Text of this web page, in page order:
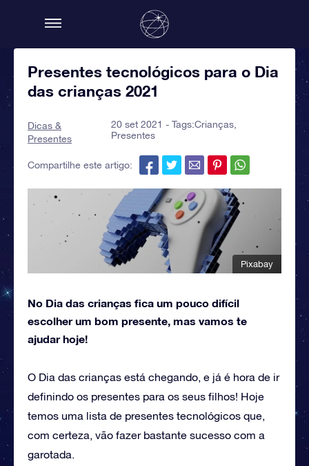
Presentes tecnológicos para o Dia
das crianças 2021
Dicas &
Presentes
20 set 2021 - Tags:Crianças,
Presentes
Compartilhe este artigo:
Pixabay
No Dia das crianças fica um pouco difícil
escolher um bom presente, mas vamos te
ajudar hoje!
O Dia das crianças está chegando, e já é hora de ir
definindo os presentes para os seus filhos! Hoje
temos uma lista de presentes tecnológicos que,
com certeza, vão fazer bastante sucesso com a
garotada.